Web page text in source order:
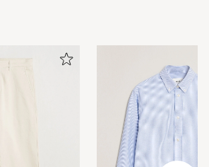
und spiegeln die universelle
hat sich durch seine akribische
Namen gemacht. Jedes
eine subtile, aber meisterhafte
den Träger dazu inspirieren soll, die
hinter jedem einzelnen Design
auf den ersten Blick schlicht
bei näherer Betrachtung eine
und Tiefe.